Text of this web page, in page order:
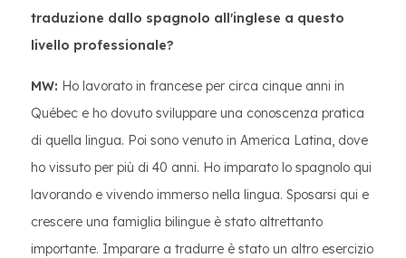
traduzione dallo spagnolo all'inglese a questo
livello professionale?
MW: Ho lavorato in francese per circa cinque anni in
Québec e ho dovuto sviluppare una conoscenza pratica
di quella lingua. Poi sono venuto in America Latina, dove
ho vissuto per più di 40 anni. Ho imparato lo spagnolo qui
lavorando e vivendo immerso nella lingua. Sposarsi qui e
crescere una famiglia bilingue è stato altrettanto
importante. Imparare a tradurre è stato un altro esercizio